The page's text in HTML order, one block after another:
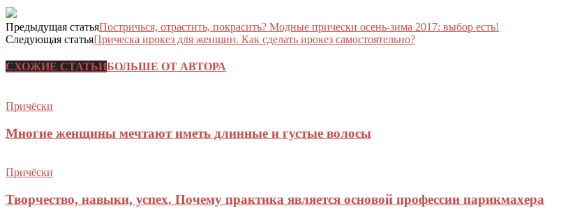
Предыдущая статьяПостричься, отрастить, покрасить? Модные прически осень-зима 2017: выбор есть!
Следующая статьяПрическа ирокез для женщин. Как сделать ирокез самостоятельно?
СХОЖИЕ СТАТЬИБОЛЬШЕ ОТ АВТОРА
Причёски
Многие женщины мечтают иметь длинные и густые волосы
Причёски
Творчество, навыки, успех. Почему практика является основой профессии парикмахера